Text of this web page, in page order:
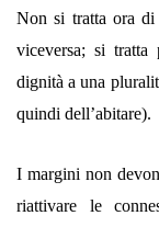
Non si tratta ora di
viceversa; si tratta
dignità a una
quindi dell’abitare).
I margini non
riattivare le